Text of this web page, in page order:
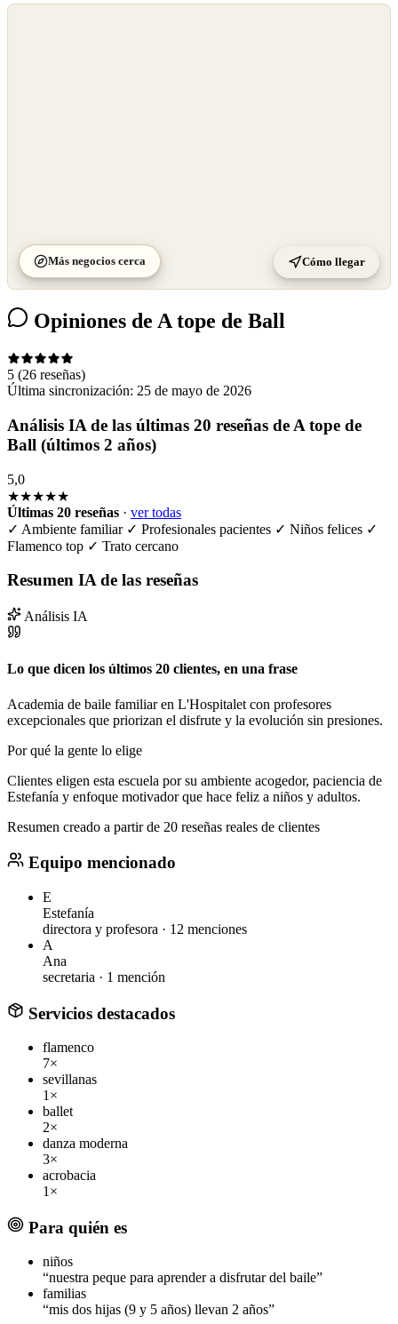
Más negocios cerca Cómo llegar
Opiniones de A tope de Ball
5 (26 reseñas)
Última sincronización: 25 de mayo de 2026
Análisis IA de las últimas 20 reseñas de A tope de
Ball (últimos 2 años)
5,0
★★★★★
Últimas 20 reseñas · ver todas
✓ Ambiente familiar ✓ Profesionales pacientes ✓ Niños felices ✓
Flamenco top ✓ Trato cercano
Resumen IA de las reseñas
Análisis IA
Lo que dicen los últimos 20 clientes, en una frase
Academia de baile familiar en L'Hospitalet con profesores
excepcionales que priorizan el disfrute y la evolución sin presiones.
Por qué la gente lo elige
Clientes eligen esta escuela por su ambiente acogedor, paciencia de
Estefanía y enfoque motivador que hace feliz a niños y adultos.
Resumen creado a partir de 20 reseñas reales de clientes
Equipo mencionado
E
Estefanía
directora y profesora · 12 menciones
A
Ana
secretaria · 1 mención
Servicios destacados
flamenco
7×
sevillanas
1×
ballet
2×
danza moderna
3×
acrobacia
1×
Para quién es
niños
“nuestra peque para aprender a disfrutar del baile”
familias
“mis dos hijas (9 y 5 años) llevan 2 años”